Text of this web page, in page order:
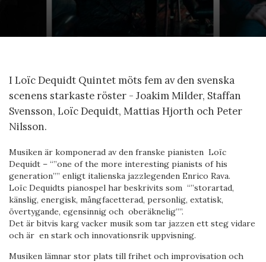
I Loïc Dequidt Quintet möts fem av den svenska
scenens starkaste röster - Joakim Milder, Staffan
Svensson, Loïc Dequidt, Mattias Hjorth och Peter
Nilsson.
Musiken är komponerad av den franske pianisten Loïc
Dequidt – “”one of the more interesting pianists of his
generation”” enligt italienska jazzlegenden Enrico Rava.
Loïc Dequidts pianospel har beskrivits som “”storartad,
känslig, energisk, mångfacetterad, personlig, extatisk,
övertygande, egensinnig och oberäknelig””.
Det är bitvis karg vacker musik som tar jazzen ett steg vidare
och är en stark och innovationsrik uppvisning.
Musiken lämnar stor plats till frihet och improvisation och